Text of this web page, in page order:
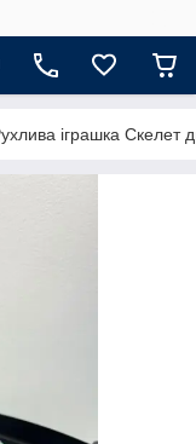
іграшка Скелет